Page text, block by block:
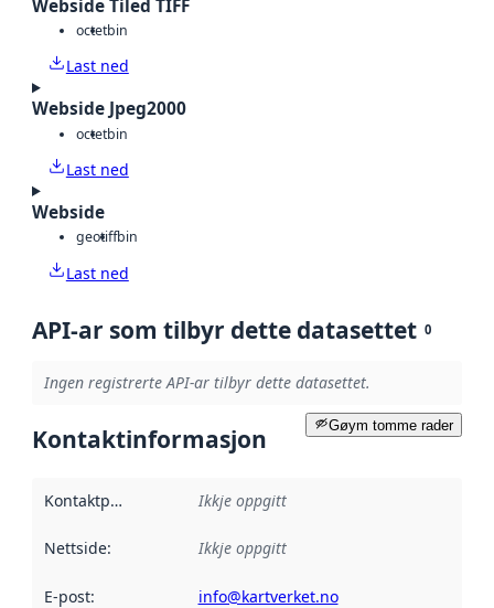
Webside Tiled TIFF
octetbin
Last ned
Webside Jpeg2000
octetbin
Last ned
Webside
geotiffbin
Last ned
API-ar som tilbyr dette datasettet 0
Ingen registrerte API-ar tilbyr dette datasettet.
Gøym tomme rader
Kontaktinformasjon
Kontaktpunkt Ikkje oppgitt
Nettside: Ikkje oppgitt
E-post: info@kartverket.no